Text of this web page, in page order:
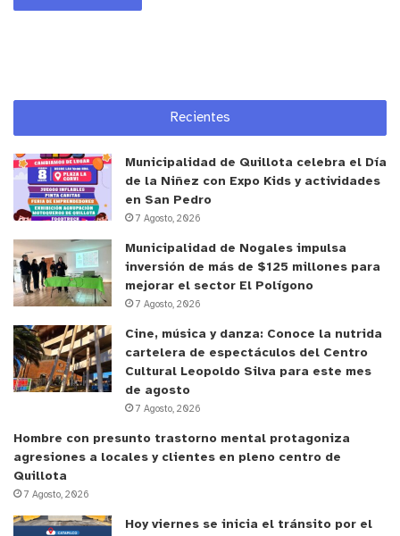
Recientes
Municipalidad de Quillota celebra el Día
de la Niñez con Expo Kids y actividades
en San Pedro
7 Agosto, 2026
Municipalidad de Nogales impulsa
inversión de más de $125 millones para
mejorar el sector El Polígono
7 Agosto, 2026
Cine, música y danza: Conoce la nutrida
cartelera de espectáculos del Centro
Cultural Leopoldo Silva para este mes
de agosto
7 Agosto, 2026
Hombre con presunto trastorno mental protagoniza
agresiones a locales y clientes en pleno centro de
Quillota
7 Agosto, 2026
Hoy viernes se inicia el tránsito por el